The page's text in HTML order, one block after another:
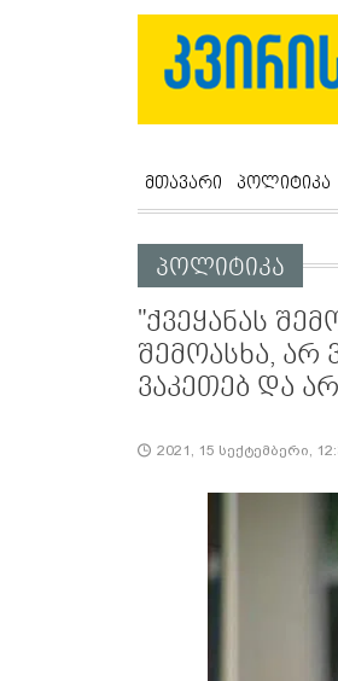
მთავარი პოლიტიკა
პოლიტიკა
"ქვეყანას
შემოასხა, არ
ვაკეთებ და
2021, 15 სექტემბერი,